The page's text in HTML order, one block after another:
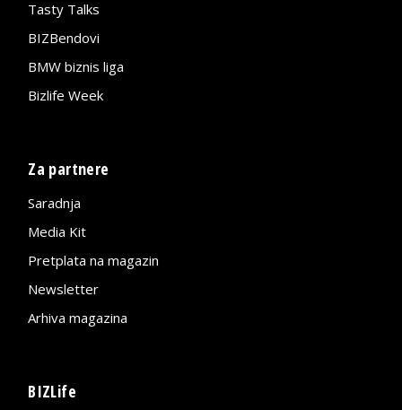
Tasty Talks
BIZBendovi
BMW biznis liga
Bizlife Week
Za partnere
Saradnja
Media Kit
Pretplata na magazin
Newsletter
Arhiva magazina
BIZLife